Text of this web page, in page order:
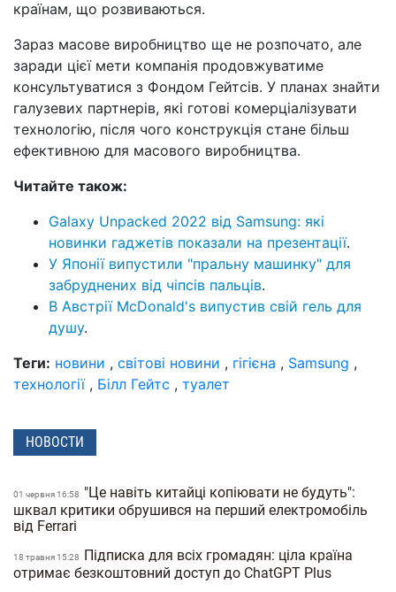
країнам, що розвиваються.
Зараз масове виробництво ще не розпочато, але
заради цієї мети компанія продовжуватиме
консультуватися з Фондом Гейтсів. У планах знайти
галузевих партнерів, які готові комерціалізувати
технологію, після чого конструкція стане більш
ефективною для масового виробництва.
Читайте також:
Galaxy Unpacked 2022 від Samsung: які
новинки гаджетів показали на презентації.
У Японії випустили "пральну машинку" для
забруднених від чіпсів пальців.
В Австрії McDonald's випустив свій гель для
душу.
Теги: новини , світові новини , гігієна , Samsung ,
технології, Білл Гейтс , туалет
НОВОСТИ
01 червня 16:58
"Це навіть китайці копіювати не будуть":
шквал критики обрушився на перший електромобіль
від Ferrari
18 травня 15:28
Підписка для всіх громадян: ціла країна
отримає безкоштовний доступ до ChatGPT Plus